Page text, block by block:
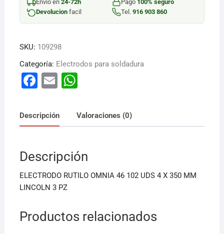
OMNI
cantidad
Envio en 24-72h Pago 100% seguro
Devolucionfacil Tel. 916 903 860
SKU: 109298
Categoría: Electrodos para soldadura
F
c
e
o
o
k
E
ai
l
W
at
s
p
p
Descripción Valoraciones (0)
Descripción
ELECTRODO RUTILO OMNIA 46 102 UDS 4 X 350 MM
LINCOLN 3 PZ
Productos relacionados